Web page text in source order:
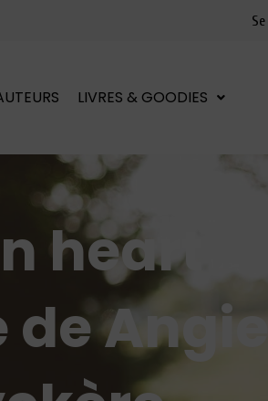
LIVRES & GOODIES
heart